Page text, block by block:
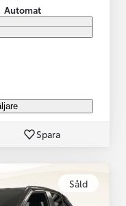
Automat
Spara
Såld